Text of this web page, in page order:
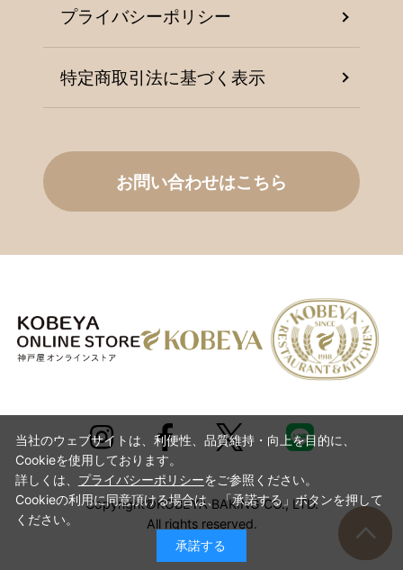
プライバシーポリシー
特定商取引法に基づく表示
お問い合わせはこちら
Copyright©KOBEYA BAKING CO., LTD.
All rights reserved.
当社のウェブサイトは、利便性、品質維持・向上を目的に、
Cookieを使用しております。
詳しくは、 プライバシーポリシーをご参照ください。
Cookieの利用に同意頂ける場合は、「承諾する」ボタンを押して
ください。
承諾する